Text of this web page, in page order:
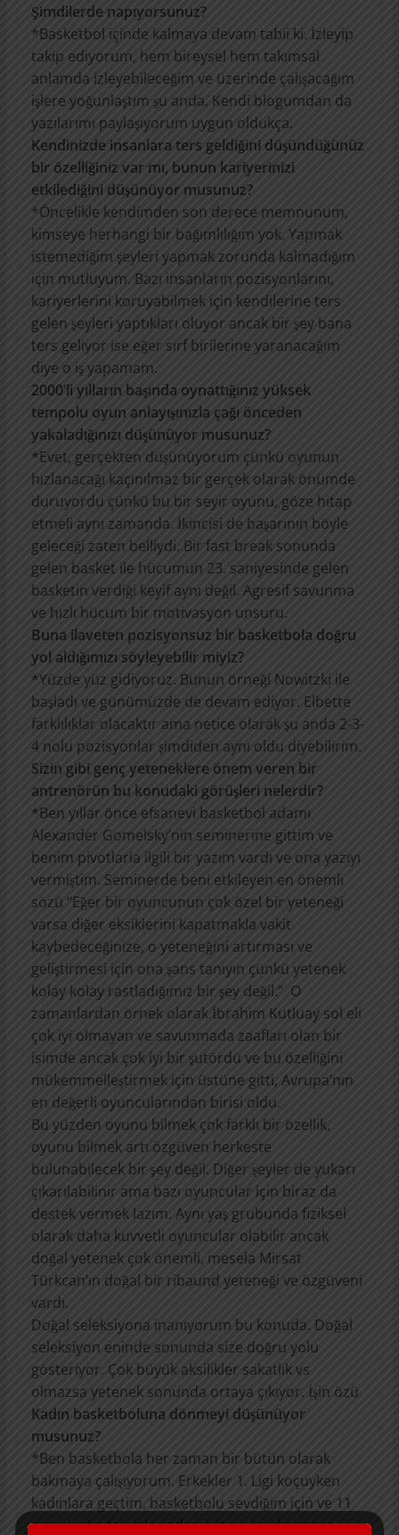
Şimdilerde napıyorsunuz?
*Basketbol içinde kalmaya devam tabii ki. İzleyip
takip ediyorum, hem bireysel hem takımsal
anlamda izleyebileceğim ve üzerinde çalışacağım
işlere yoğunlaştım şu anda. Kendi blogumdan da
yazılarımı paylaşıyorum uygun oldukça.
Kendinizde insanlara ters geldiğini düşündüğünüz
bir özelliğiniz var mı, bunun kariyerinizi
etkilediğini düşünüyor musunuz?
*Öncelikle kendimden son derece memnunum,
kimseye herhangi bir bağımlılığım yok. Yapmak
istemediğim şeyleri yapmak zorunda kalmadığım
için mutluyum. Bazı insanların pozisyonlarını,
kariyerlerini koruyabilmek için kendilerine ters
gelen şeyleri yaptıkları oluyor ancak bir şey bana
ters geliyor ise eğer sırf birilerine yaranacağım
diye o iş yapamam.
2000’li yılların başında oynattığınız yüksek
tempolu oyun anlayışınızla çağı önceden
yakaladığınızı düşünüyor musunuz?
*Evet, gerçekten düşünüyorum çünkü oyunun
hızlanacağı kaçınılmaz bir gerçek olarak önümde
duruyordu çünkü bu bir seyir oyunu, göze hitap
etmeli aynı zamanda. İkincisi de başarının böyle
geleceği zaten belliydi. Bir fast break sonunda
gelen basket ile hücumun 23. saniyesinde gelen
basketin verdiği keyif aynı değil. Agresif savunma
ve hızlı hücum bir motivasyon unsuru.
Buna ilaveten pozisyonsuz bir basketbola doğru
yol aldığımızı söyleyebilir miyiz?
*Yüzde yüz gidiyoruz. Bunun örneği Nowitzki ile
başladı ve günümüzde de devam ediyor. Elbette
farklılıklar olacaktır ama netice olarak şu anda 2-3-
4 nolu pozisyonlar şimdiden aynı oldu diyebilirim.
Sizin gibi genç yeteneklere önem veren bir
antrenörün bu konudaki görüşleri nelerdir?
*Ben yıllar önce efsanevi basketbol adamı
Alexander Gomelsky’nin seminerine gittim ve
benim pivotlarla ilgili bir yazım vardı ve ona yazıyı
vermiştim. Seminerde beni etkileyen en önemli
sözü “Eğer bir oyuncunun çok özel bir yeteneği
varsa diğer eksiklerini kapatmakla vakit
kaybedeceğinize, o yeteneğini artırması ve
geliştirmesi için ona şans tanıyın çünkü yetenek
kolay kolay rastladığımız bir şey değil.” O
zamanlardan örnek olarak İbrahim Kutluay sol eli
çok iyi olmayan ve savunmada zaafları olan bir
isimde ancak çok iyi bir şutördü ve bu özelliğini
mükemmelleştirmek için üstüne gitti, Avrupa’nın
en değerli oyuncularından birisi oldu.
Bu yüzden oyunu bilmek çok farklı bir özellik,
oyunu bilmek artı özgüven herkeste
bulunabilecek bir şey değil. Diğer şeyler de yukarı
çıkarılabilinir ama bazı oyuncular için biraz da
destek vermek lazım. Aynı yaş grubunda fiziksel
olarak daha kuvvetli oyuncular olabilir ancak
doğal yetenek çok önemli, mesela Mirsat
Türkcan’ın doğal bir ribaund yeteneği ve özgüveni
vardı.
Doğal seleksiyona inanıyorum bu konuda. Doğal
seleksiyon eninde sonunda size doğru yolu
gösteriyor. Çok büyük aksilikler sakatlık vs
olmazsa yetenek sonunda ortaya çıkıyor. İşin özü
Kadın basketboluna dönmeyi düşünüyor
musunuz?
*Ben basketbola her zaman bir bütün olarak
bakmaya çalışıyorum. Erkekler 1. Ligi koçuyken
kadınlara geçtim, basketbolu sevdiğim için ve 11
sene kadın takımlarından antrenörlük yaptım.